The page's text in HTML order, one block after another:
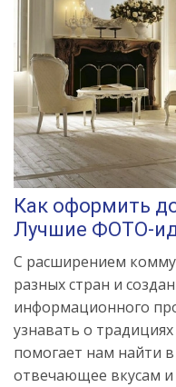
Как оформить
Лучшие ФОТО-
С расширением
разных стран и
информационного
узнавать о
помогает нам найти
отвечающее вкусам